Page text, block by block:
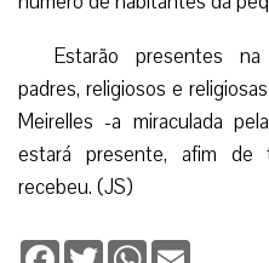
Estarão presentes
padres, religiosos e
Meirelles -a miraculada
estará presente, afim de
recebeu. (JS)
Facebook
TwitterWhatsApp